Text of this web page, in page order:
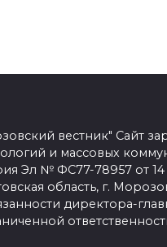
вестник" Сайт
и массовых
Эл № ФС77-78957 от 14
область, г.
директора-